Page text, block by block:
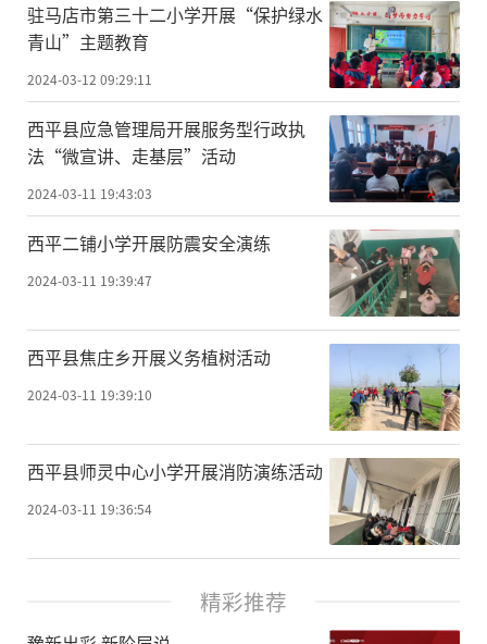
驻马店市第三十二小学开展“保护绿水
青山”主题教育
2024-03-12 09:29:11
​西平县应急管理局开展服务型行政执
法“微宣讲、走基层”活动
2024-03-11 19:43:03
​西平二铺小学开展防震安全演练
2024-03-11 19:39:47
​西平县焦庄乡开展义务植树活动
2024-03-11 19:39:10
​西平县师灵中心小学开展消防演练活动
2024-03-11 19:36:54
精彩推荐